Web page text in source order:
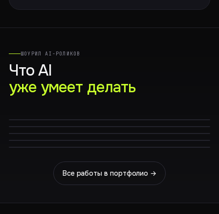
ШОУРИЛ AI-РОЛИКОВ
Что AI
уже умеет делать
СМ-Клиника · Медицина
Ostrich · Кетчуп
Эконад · Лимонад
Все работы в портфолио →